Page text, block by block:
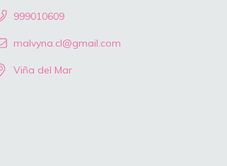
999010609
malvyna.cl@gmail.com
Viña del Mar